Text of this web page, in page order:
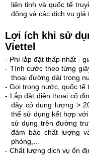
liên tỉnh và quốc tế
động và các dịch vụ giá
Lợi ích khi sử
Viettel
- Phí lắp đặt thấp nhất -
- Tính cước theo từng
thoại đường dài trong
- Gọi trong nước, quốc tế
- Lắp đặt điện thoại cố
dây có dung lượng >
thể sử dụng kết hợp với
sử dụng trên đường
đảm bảo chất lượng
phòng,…
- Chất lượng dịch vụ ổn